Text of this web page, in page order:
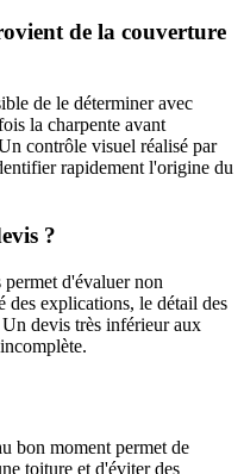
de la couverture
de le déterminer avec
la charpente avant
contrôle visuel réalisé par
rapidement l'origine du
?
d'évaluer non
des explications, le détail des
devis très inférieur aux
bon moment permet de
toiture et d'éviter des